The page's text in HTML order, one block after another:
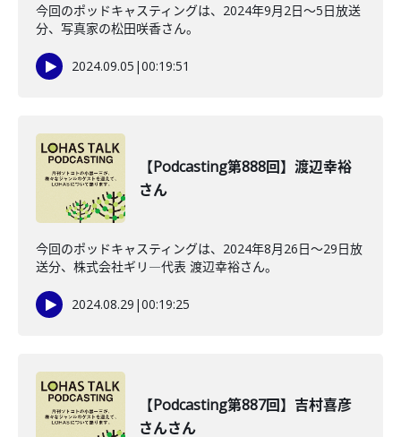
今回のポッドキャスティングは、2024年9月2日〜5日放送
分、写真家の松田咲香さん。
2024.09.05 |00:19:51
【Podcasting第888回】渡辺幸裕
さん
今回のポッドキャスティングは、2024年8月26日〜29日放
送分、株式会社ギリ―代表 渡辺幸裕さん。
2024.08.29 |00:19:25
【Podcasting第887回】吉村喜彦
さんさん